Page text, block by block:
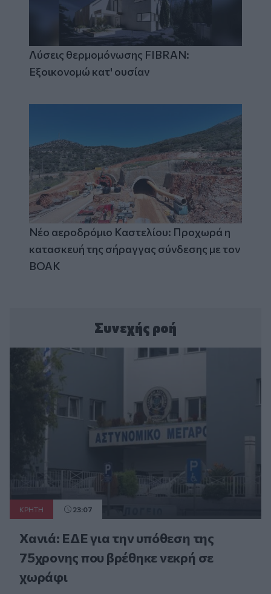
Λύσεις θερμομόνωσης FIBRAN:
Εξοικονομώ κατ' ουσίαν
Νέο αεροδρόμιο Καστελίου: Προχωρά η
κατασκευή της σήραγγας σύνδεσης με τον
ΒΟΑΚ
Συνεχής ροή
ΚΡΗΤΗ 23:07
Χανιά: ΕΔΕ για την υπόθεση της
75χρονης που βρέθηκε νεκρή σε
χωράφι